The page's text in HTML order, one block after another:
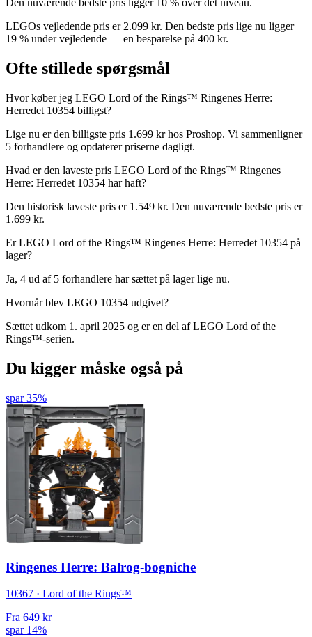
Den nuværende bedste pris ligger 10 % over det niveau.
LEGOs vejledende pris er 2.099 kr. Den bedste pris lige nu ligger
19 % under vejledende — en besparelse på 400 kr.
Ofte stillede spørgsmål
Hvor køber jeg LEGO Lord of the Rings™ Ringenes Herre:
Herredet 10354 billigst?
Lige nu er den billigste pris 1.699 kr hos Proshop. Vi sammenligner
5 forhandlere og opdaterer priserne dagligt.
Hvad er den laveste pris LEGO Lord of the Rings™ Ringenes
Herre: Herredet 10354 har haft?
Den historisk laveste pris er 1.549 kr. Den nuværende bedste pris er
1.699 kr.
Er LEGO Lord of the Rings™ Ringenes Herre: Herredet 10354 på
lager?
Ja, 4 ud af 5 forhandlere har sættet på lager lige nu.
Hvornår blev LEGO 10354 udgivet?
Sættet udkom 1. april 2025 og er en del af LEGO Lord of the
Rings™-serien.
Du kigger måske også på
spar 35%
Ringenes Herre: Balrog-bogniche
10367 · Lord of the Rings™
Fra 649 kr
spar 14%